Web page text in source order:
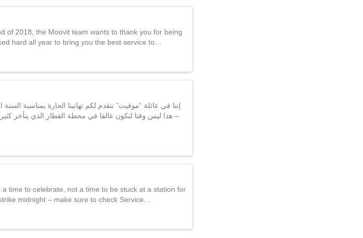
of 2018, the Moovit team wants to thank you for being
hard all year to bring you the best service to…
– هذا ليس وقتا لتكون عالقا في محطة القطار الذي يتأخر
time to celebrate, not a time to be stuck at a station for
midnight – make sure to check Service…